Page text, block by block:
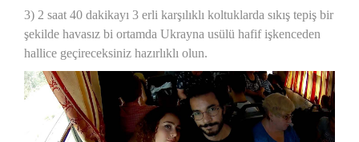
3) 2 saat 40 dakikayı 3 erli karşılıklı koltuklarda sıkış tepiş bir
şekilde havasız bi ortamda Ukrayna usülü hafif işkenceden
hallice geçireceksiniz hazırlıklı olun.